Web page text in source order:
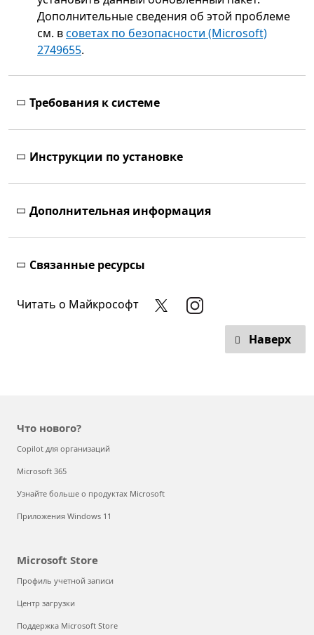
Дополнительные сведения об этой проблеме
см. всоветах по безопасности (Microsoft)
2749655.
Требования к системе
Инструкции по установке
Дополнительная информация
Связанные ресурсы
Читать о Майкрософт
Наверх
Что нового?
Copilot для организаций
Microsoft 365
Узнайте больше о продуктах Microsoft
Приложения Windows 11
Microsoft Store
Профиль учетной записи
Центр загрузки
Поддержка Microsoft Store